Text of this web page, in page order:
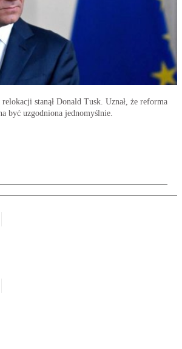
stanął Donald Tusk. Uznał, że reforma
być uzgodniona jednomyślnie.